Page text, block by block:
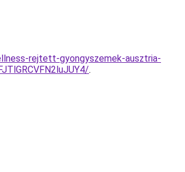
rejtett-gyongyszemek-ausztria-
.